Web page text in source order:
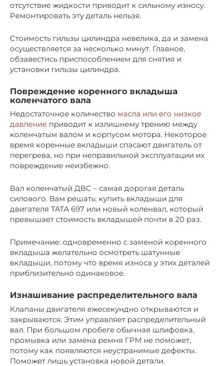
отсутствие жидкости приводит к сильному износу.
Ремонтировать эту деталь нельзя.
Стоимость гильзы цилиндра невелика, да и замена
осуществляется за несколько минут. Главное,
обзавестись приспособлением для снятия и
установки гильзы цилиндра.
Повреждение коренного вкладыша
коленчатого вала
Недостаточное количество масла или его низкое
давление приводит к излишнему трению между
коленчатым валом и корпусом мотора. Некоторое
время коренные вкладыши спасают двигатель от
перегрева, но при неправильной эксплуатации их
повреждение неизбежно.
Вал коленчатый ДВС – самая дорогая деталь
силового. Вам решать: купить вкладыши для
двигателя ТАТА 697 или новый коленвал, который
превышает стоимость вкладышей почти в 20 раз.
Примечание: одновременно с заменой коренного
вкладыша желательно осмотреть шатунные
вкладыши, потому что время износа у этих деталей
приблизительно одинаковое.
Изнашивание распределительного вала
Клапаны двигателя ежесекундно открываются и
закрываются. Этим управляет распределительный
вал. При большом пробеге обычная шлифовка,
промывка или замена ремня ГРМ не поможет,
потому как появляются неустранимые дефекты.
Поможет лишь установка новой детали.